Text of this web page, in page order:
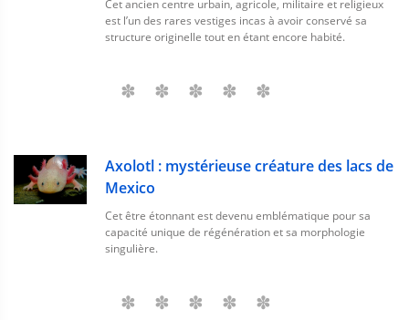
Cet ancien centre urbain, agricole, militaire et religieux
est l’un des rares vestiges incas à avoir conservé sa
structure originelle tout en étant encore habité.
Axolotl : mystérieuse créature des lacs de
Mexico
Cet être étonnant est devenu emblématique pour sa
capacité unique de régénération et sa morphologie
singulière.